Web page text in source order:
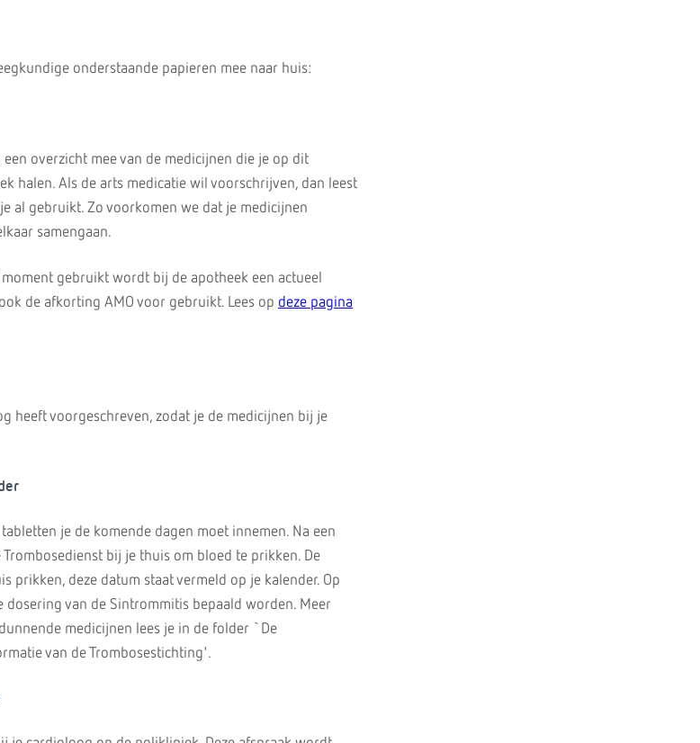
onderstaande papieren mee naar huis:
overzicht mee van de medicijnen die je op dit
halen. Als de arts medicatie wil voorschrijven, dan leest
al gebruikt. Zo voorkomen we dat je medicijnen
samengaan.
gebruikt wordt bij de apotheek een actueel
de afkorting AMO voor gebruikt. Lees op deze pagina
heeft voorgeschreven, zodat je de medicijnen bij je
je de komende dagen moet innemen. Na een
bij je thuis om bloed te prikken. De
prikken, deze datum staat vermeld op je kalender. Op
dosering van de Sintrommitis bepaald worden. Meer
medicijnen lees je in de folder `De
van de Trombosestichting'.